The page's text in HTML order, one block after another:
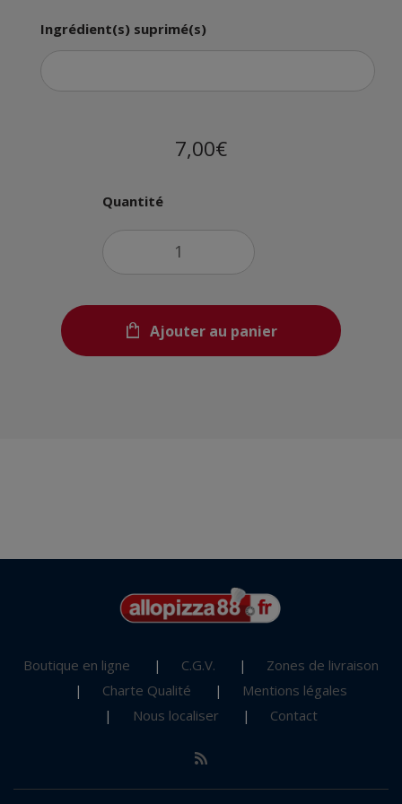
Ingrédient(s) suprimé(s)
7,00€
Quantité
Ajouter au panier
Boutique en ligne C.G.V.
Zones de livraison
Charte Qualité
Mentions légales
Nous localiser
Contact